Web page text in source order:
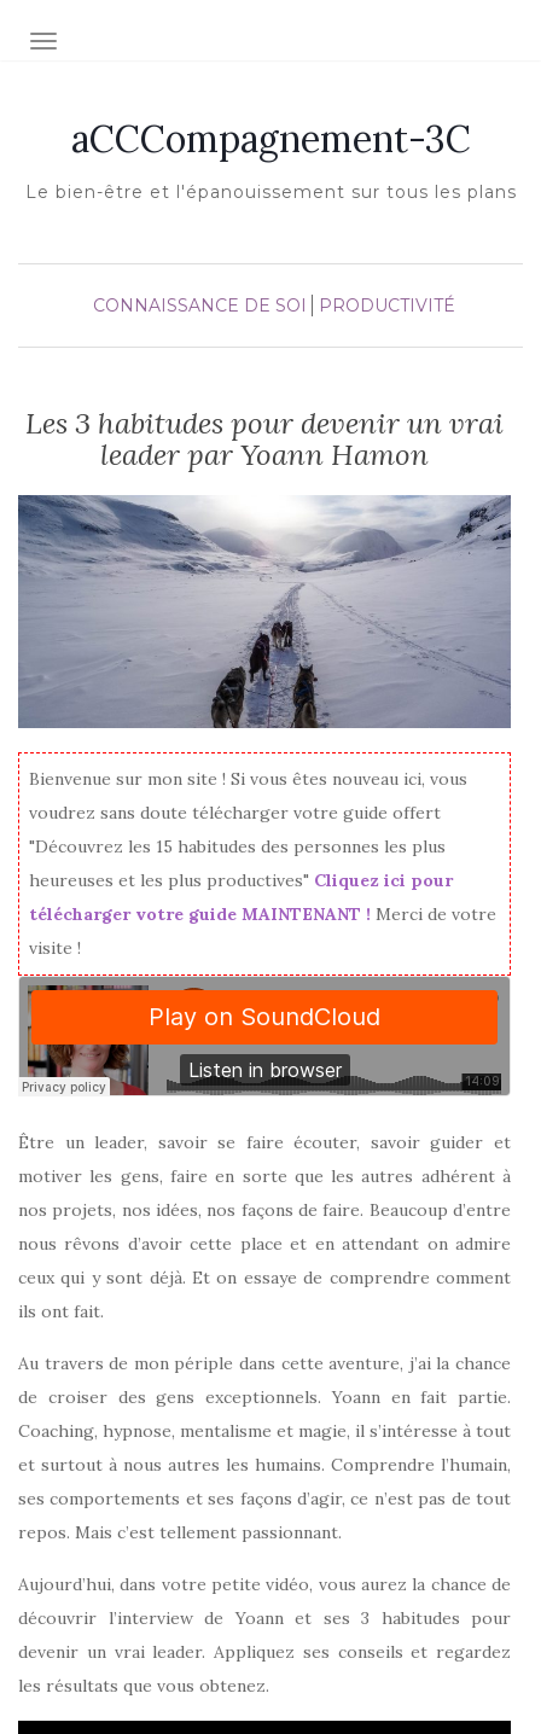
Afficher/masquer la navigation
aCCCompagnement-3C
Le bien-être et l'épanouissement sur tous les plans
CONNAISSANCE DE SOI PRODUCTIVITÉ
Les 3 habitudes pour devenir un vrai
leader par Yoann Hamon
Bienvenue sur mon site ! Si vous êtes nouveau ici, vous
voudrez sans doute télécharger votre guide offert
"Découvrez les 15 habitudes des personnes les plus
heureuses et les plus productives" Cliquez ici pour
télécharger votre guide MAINTENANT ! Merci de votre
visite !
Être un leader, savoir se faire écouter, savoir guider et
motiver les gens, faire en sorte que les autres adhérent à
nos projets, nos idées, nos façons de faire. Beaucoup d’entre
nous rêvons d’avoir cette place et en attendant on admire
ceux qui y sont déjà. Et on essaye de comprendre comment
ils ont fait.
Au travers de mon périple dans cette aventure, j’ai la chance
de croiser des gens exceptionnels. Yoann en fait partie.
Coaching, hypnose, mentalisme et magie, il s’intéresse à tout
et surtout à nous autres les humains. Comprendre l’humain,
ses comportements et ses façons d’agir, ce n’est pas de tout
repos. Mais c’est tellement passionnant.
Aujourd’hui, dans votre petite vidéo, vous aurez la chance de
découvrir l’interview de Yoann et ses 3 habitudes pour
devenir un vrai leader. Appliquez ses conseils et regardez
les résultats que vous obtenez.